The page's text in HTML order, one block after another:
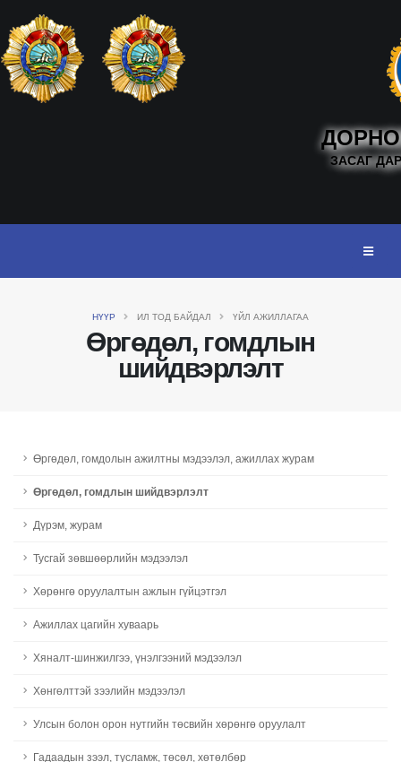
ЗАСАГ
НҮҮР ИЛ ТОД БАЙДАЛ ҮЙЛ АЖИЛЛАГАА
Өргөдөл, гомдлын
шийдвэрлэлт
Өргөдөл, гомдолын ажилтны мэдээлэл, ажиллах журам
Өргөдөл, гомдлын шийдвэрлэлт
Дүрэм, журам
Тусгай зөвшөөрлийн мэдээлэл
Хөрөнгө оруулалтын ажлын гүйцэтгэл
Ажиллах цагийн хуваарь
Хяналт-шинжилгээ, үнэлгээний мэдээлэл
Хөнгөлттэй зээлийн мэдээлэл
Улсын болон орон нутгийн төсвийн хөрөнгө оруулалт
Гадаадын зээл, тусламж, төсөл, хөтөлбөр